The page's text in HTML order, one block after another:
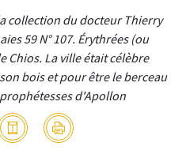
collection du docteur Thierry
59 N° 107. Érythrées (ou
Chios. La ville était célèbre
bois et pour être le berceau
d'Apollon